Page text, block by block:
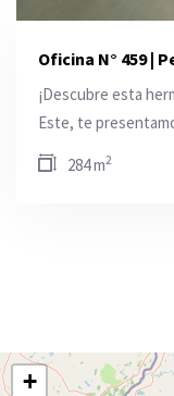
Oficina N° 459 |
¡Descubre esta
Este, te
284 m2
+